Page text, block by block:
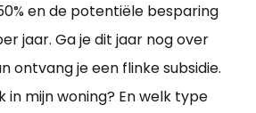
en de potentiële besparing
jaar. Ga je dit jaar nog over
ontvang je een flinke subsidie.
in mijn woning? En welk type